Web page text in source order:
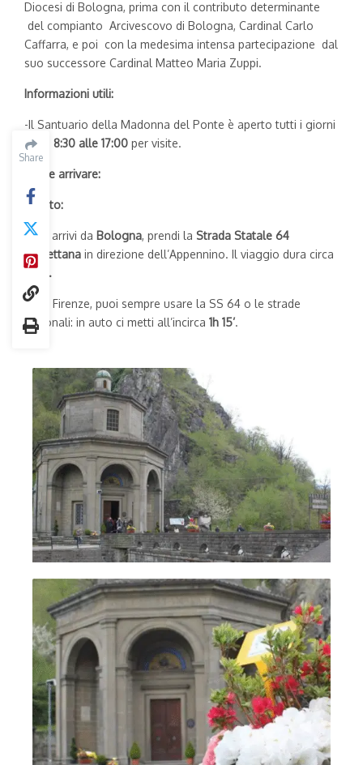
Share
Diocesi di Bologna, prima con il contributo determinante
del compianto Arcivescovo di Bologna, Cardinal Carlo
Caffarra, e poi con la medesima intensa partecipazione dal
suo successore Cardinal Matteo Maria Zuppi.
Informazioni utili:
-Il Santuario della Madonna del Ponte è aperto tutti i giorni
dalle 8:30 alle 17:00 per visite.
Come arrivare:
In auto:
– Se arrivi da Bologna, prendi la Strada Statale 64
Porrettana in direzione dell’Appennino. Il viaggio dura circa
1 ora.
–
Da Firenze, puoi sempre usare la SS 64 o le strade
regionali: in auto ci metti all’incirca 1h 15’.